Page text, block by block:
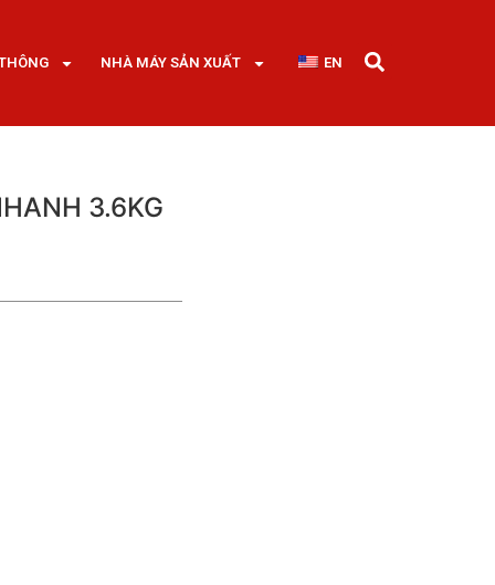
NHÀ MÁY SẢN XUẤT EN
3.6KG